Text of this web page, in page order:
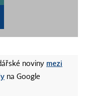
noviny mezi
na Google